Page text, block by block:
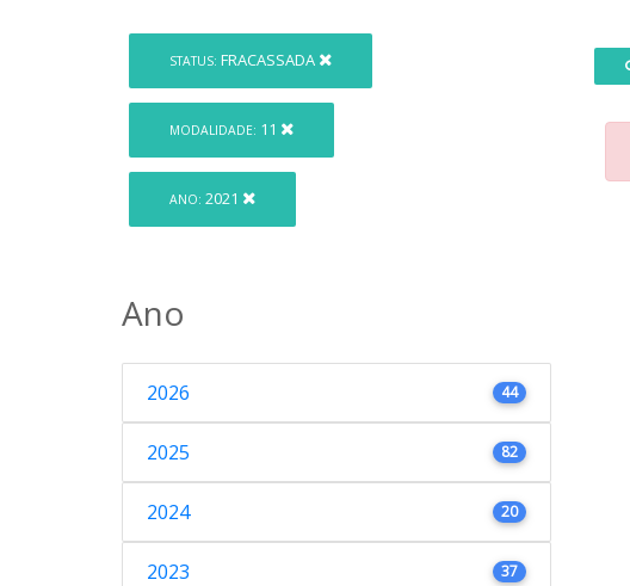
STATUS: FRACASSADA
MODALIDADE: 11
ANO: 2021
Ano
2026 44
2025 82
2024 20
2023 37